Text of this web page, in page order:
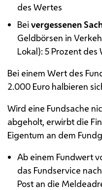
des Wertes
Beivergessenen
Geldbörsen in
Lokal): 5 Prozent des
Bei einem Wert des
2.000 Euro halbieren
Wird eine Fundsache
abgeholt, erwirbt die
Eigentum an dem
Ab einem Fundwert
das Fundservice
Post an die